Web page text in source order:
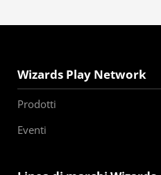
Wizards Play Network
Prodotti
Eventi